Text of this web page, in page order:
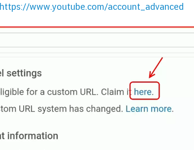
https://www.youtube.com/account_advanced